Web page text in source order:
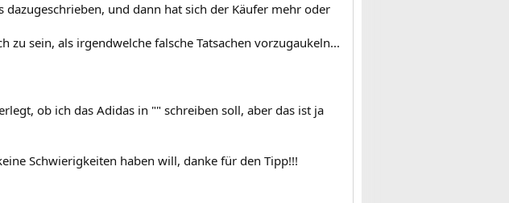
und dann hat sich der Käufer mehr oder
zu sein, als irgendwelche falsche Tatsachen vorzugaukeln...
ob ich das Adidas in "" schreiben soll, aber das ist ja
Schwierigkeiten haben will, danke für den Tipp!!!